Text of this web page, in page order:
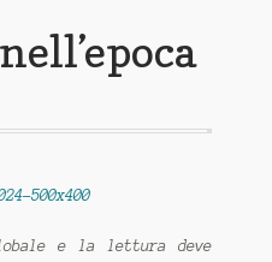
e la lettura deve